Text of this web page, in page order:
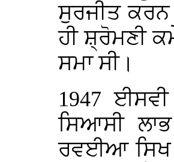
ਸੁਰਜੀਤ
ਹੀ ਸ਼੍ਰੋਮਣੀ
ਸਮਾ ਸੀ।
1947
ਸਿਆਸੀ
ਰਵਈਆ ਸਿਖ